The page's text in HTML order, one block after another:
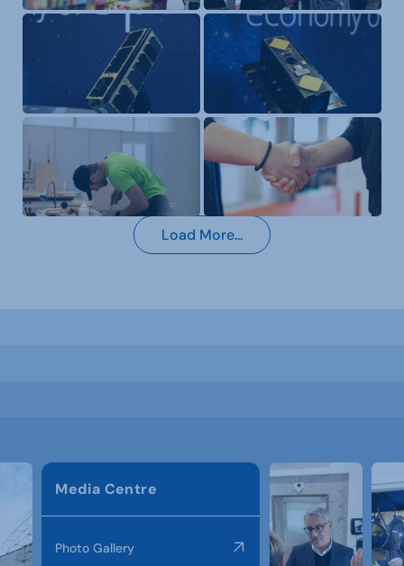
Load More...
Media Centre
Photo Gallery